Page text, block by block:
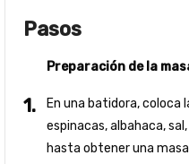
Pasos
Preparación de la
En una batidora, coloca
espinacas, albahaca,
hasta obtener una